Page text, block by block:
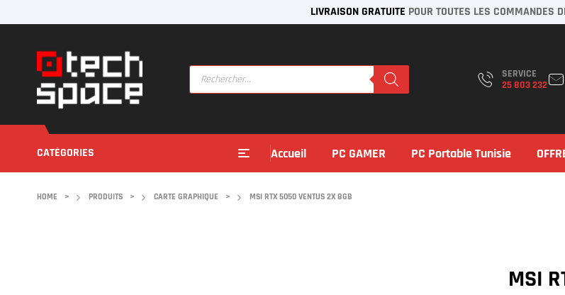
LIVRAISON GRATUITE POUR TOUTES LES COMMANDES
SERVICE
25 803 232
CATÉGORIES Accueil PC GAMER PC Portable Tunisie
HOME > PRODUITS > CARTE GRAPHIQUE > MSI RTX 5050 VENTUS 2X 8GB
MSI